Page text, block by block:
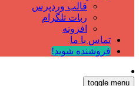
قالب وردپرس
ربات تلگرام
افزونه
تماس با ما
فروشنده شوید!
toggle menu